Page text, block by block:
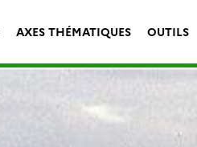
AXES THÉMATIQUES OUTILS